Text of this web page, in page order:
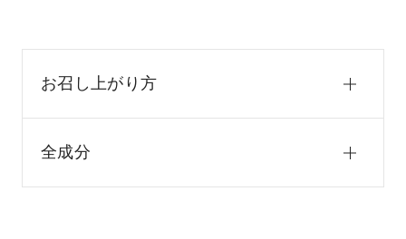
お召し上がり方
全成分